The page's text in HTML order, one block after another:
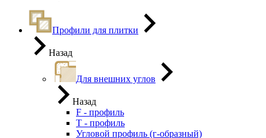
Профили для плитки
Назад
Для внешних углов
Назад
F - профиль
Т - профиль
Угловой профиль (г-образный)